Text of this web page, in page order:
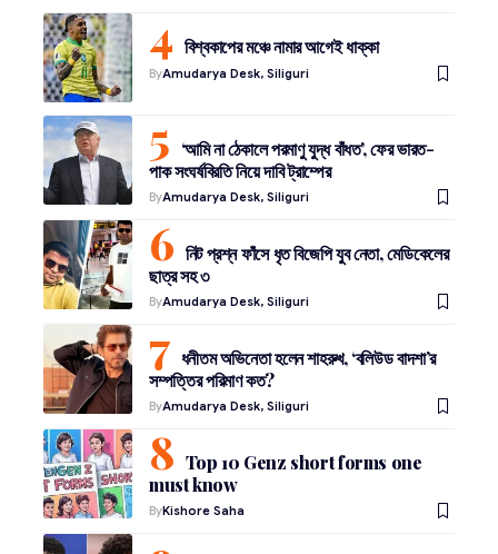
বিশ্বকাপের মঞ্চে নামার আগেই ধাক্কা
ByAmudarya Desk, Siliguri
‘আমি না ঠেকালে পরমাণু যুদ্ধ বাঁধত’, ফের ভারত-
পাক সংঘর্ষবিরতি নিয়ে দাবি ট্রাম্পের
ByAmudarya Desk, Siliguri
নিট প্রশ্ন ফাঁসে ধৃত বিজেপি যুব নেতা, মেডিকেলের
ছাত্র সহ ৩
ByAmudarya Desk, Siliguri
ধনীতম অভিনেতা হলেন শাহরুখ, ‘বলিউড বাদশা’র
সম্পত্তির পরিমাণ কত?
ByAmudarya Desk, Siliguri
Top 10 Genz short forms one
must know
ByKishore Saha